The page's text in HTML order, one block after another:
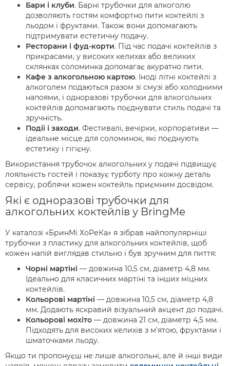
Бари і клуби. Барні трубочки для алкоголю
дозволяють гостям комфортно пити коктейлі з
льодом і фруктами. Також вони допомагають
підтримувати естетичну подачу.
Ресторани і фуд-корти. Під час подачі коктейлів з
прикрасами, у високих келихах або великих
склянках соломинка допомагає акуратно пити.
Кафе з алкогольною картою. Іноді літні коктейлі з
алкоголем подаються разом зі смузі або холодними
напоями, і одноразові трубочки для алкогольних
коктейлів допомагають поєднувати стиль подачі та
зручність.
Події і заходи. Фестивалі, вечірки, корпоративи —
ідеальне місце для соломинок, які поєднують
естетику і гігієну.
Використання трубочок алкогольних у подачі підвищує
лояльність гостей і показує турботу про кожну деталь
сервісу, роблячи кожен коктейль приємним досвідом.
Які є одноразові трубочки для
алкогольних коктейлів у BringMe
У каталозі «БринМі ХоРеКа» я зібрав найпопулярніші
трубочки з пластику для алкогольних коктейлів, щоб
кожен напій виглядав стильно і був зручним для пиття:
Чорні мартіні — довжина 10,5 см, діаметр 4,8 мм.
Ідеально для класичних мартіні та інших міцних
коктейлів.
Кольорові мартіні — довжина 10,5 см, діаметр 4,8
мм. Додають яскравий візуальний акцент до подачі.
Кольорові мохіто — довжина 21 см, діаметр 4,5 мм.
Підходять для високих келихів з м’ятою, фруктами і
шматочками льоду.
Якщо ти пропонуєш не лише алкогольні, але й інші види